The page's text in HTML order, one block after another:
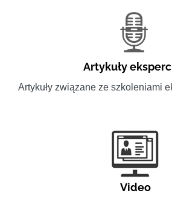
Artykuły
Artykuły związane ze szkoleniami
Video